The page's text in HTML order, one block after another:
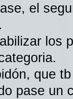
el
los
que
pase un